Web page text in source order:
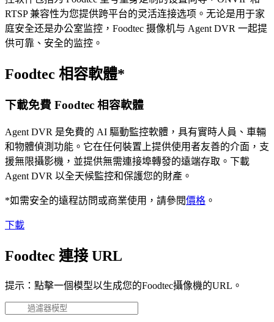
RTSP 兼容性为您提供跨平台的灵活连接选项。无论是用于家
庭安全还是办公室监控，Foodtec 摄像机与 Agent DVR 一起提
供可靠、安全的监控。
Foodtec 相容軟體*
下載免費 Foodtec 相容軟體
Agent DVR 是免費的 AI 驅動監控軟體，具有實時人員、車輛
和物體偵測功能。它在任何裝置上提供使用者友善的介面，支
援無限攝影機，並提供無需連接埠轉發的遠端存取。下載
Agent DVR 以全天候監控和保護您的財產。
*如需安全的遠程訪問或商業使用，請參閱價格 。
下載
Foodtec 連接 URL
提示：點擊一個模型以生成您的Foodtec攝像機的URL。